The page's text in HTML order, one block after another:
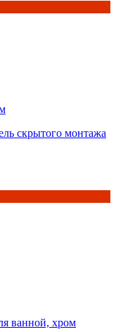
скрытого монтажа
ванной, хром